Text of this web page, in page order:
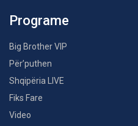
Programe
Big Brother VIP
Për’puthen
Shqipëria LIVE
Fiks Fare
Video